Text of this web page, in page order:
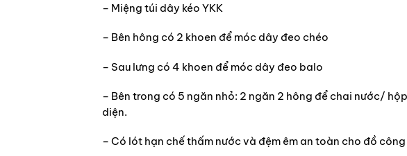
– Miệng túi dây kéo YKK
– Bên hông có 2 khoen để móc dây đeo chéo
– Sau lưng có 4 khoen để móc dây đeo balo
– Bên trong có 5 ngăn nhỏ: 2 ngăn 2 hông để chai nước/
diện.
– Có lót hạn chế thấm nước và đệm êm an toàn cho đồ